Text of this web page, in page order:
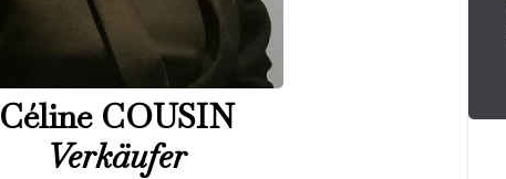
Céline COUSIN
Verkäufer